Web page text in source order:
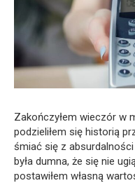
Zakończyłem wieczór w
podzieliłem się historią
śmiać się z absurdalności
była dumna, że się nie
postawiłem własną